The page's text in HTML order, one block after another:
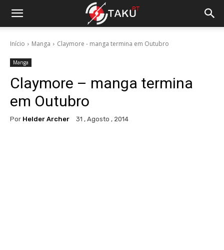
Início Manga Claymore - manga termina em Outubro
Manga
Claymore – manga termina
em Outubro
Por Helder Archer 31 , Agosto , 2014